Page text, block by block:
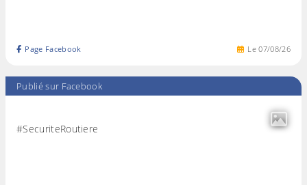
Le07/08/26
Page Facebook
Publié sur Facebook
#SecuriteRoutiere